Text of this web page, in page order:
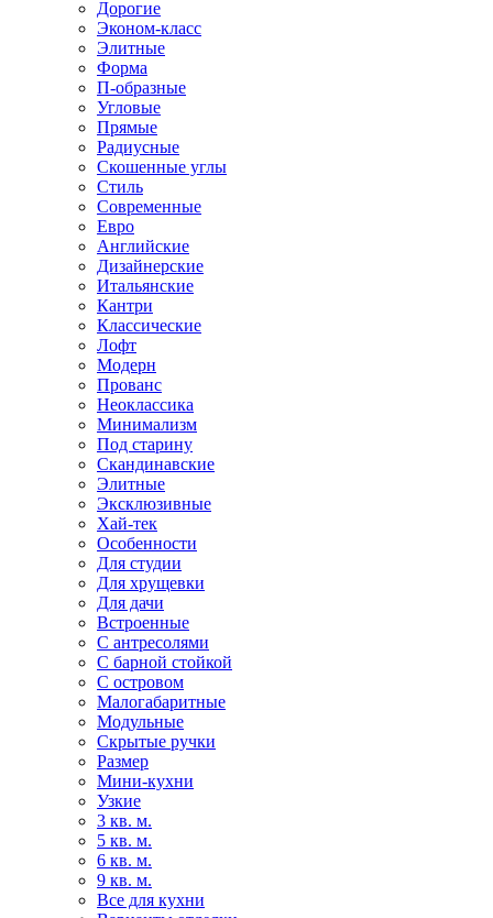
Дорогие
Эконом-класс
Элитные
Форма
П-образные
Угловые
Прямые
Радиусные
Скошенные углы
Стиль
Современные
Евро
Английские
Дизайнерские
Итальянские
Кантри
Классические
Лофт
Модерн
Прованс
Неоклассика
Минимализм
Под старину
Скандинавские
Элитные
Эксклюзивные
Хай-тек
Особенности
Для студии
Для хрущевки
Для дачи
Встроенные
С антресолями
С барной стойкой
С островом
Малогабаритные
Модульные
Скрытые ручки
Размер
Мини-кухни
Узкие
3 кв. м.
5 кв. м.
6 кв. м.
9 кв. м.
Все для кухни